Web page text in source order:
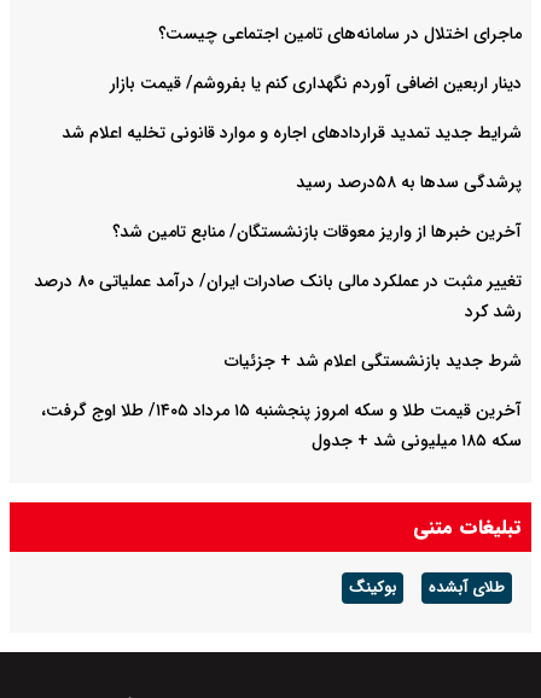
ماجرای اختلال در سامانه‌های تامین اجتماعی چیست؟
دینار اربعین اضافی آوردم نگهداری کنم یا بفروشم/ قیمت بازار
شرایط جدید تمدید قراردادهای اجاره و موارد قانونی تخلیه اعلام شد
پرشدگی سدها به ۵۸درصد رسید
آخرین خبرها از واریز معوقات بازنشستگان/ منابع تامین شد؟
تغییر مثبت در عملکرد مالی بانک صادرات ایران/ درآمد عملیاتی ۸۰ درصد
رشد کرد
شرط جدید بازنشستگی اعلام شد + جزئیات
آخرین قیمت طلا و سکه امروز پنجشنبه ۱۵ مرداد ۱۴۰۵/ طلا اوج گرفت،
سکه ۱۸۵ میلیونی شد + جدول
تبلیغات متنی
طلای آبشده بوکینگ